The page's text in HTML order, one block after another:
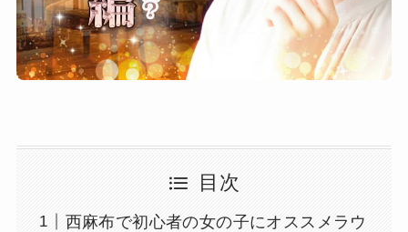
目次
西麻布で初心者の女の子にオススメラウ